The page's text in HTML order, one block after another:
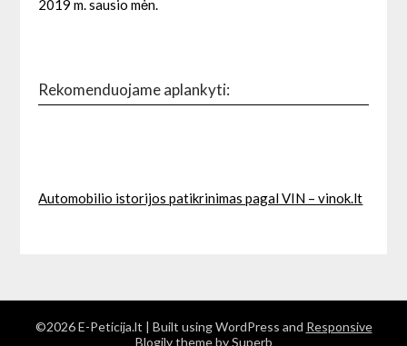
2019 m. sausio mėn.
Rekomenduojame aplankyti:
Automobilio istorijos patikrinimas pagal VIN – vinok.lt
©2026 E-Peticija.lt | Built using WordPress and Responsive
Blogilytheme by Superb